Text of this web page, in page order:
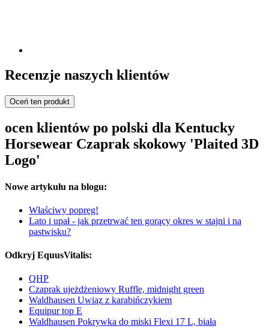
Recenzje naszych klientów
Oceń ten produkt
ocen klientów po polski dla Kentucky
Horsewear Czaprak skokowy 'Plaited 3D
Logo'
Nowe artykułu na blogu:
Właściwy popręg!
Lato i upał - jak przetrwać ten gorący okres w stajni i na
pastwisku?
Odkryj EquusVitalis:
QHP
Czaprak ujeżdżeniowy Ruffle, midnight green
Waldhausen Uwiąz z karabińczykiem
Equipur top E
Waldhausen Pokrywka do miski Flexi 17 L, biała